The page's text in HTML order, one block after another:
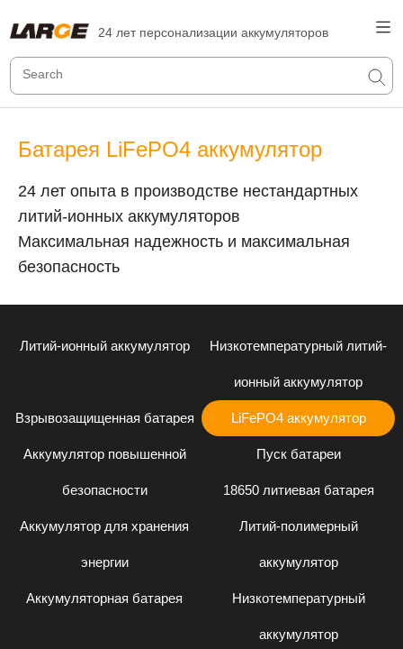
24 лет персонализации аккумуляторов
Батарея LiFePO4 аккумулятор
24 лет опыта в производстве нестандартных
литий-ионных аккумуляторов
Максимальная надежность и максимальная
безопасность
Литий-ионный аккумулятор Низкотемпературный литий-
ионный аккумулятор
Взрывозащищенная батарея LiFePO4 аккумулятор
Аккумулятор повышенной
безопасности
Пуск батареи
18650 литиевая батарея
Аккумулятор для хранения
энергии
Литий-полимерный
аккумулятор
Аккумуляторная батарея Низкотемпературный
аккумулятор